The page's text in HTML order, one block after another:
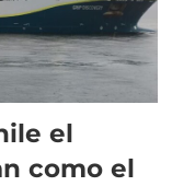
el
como el